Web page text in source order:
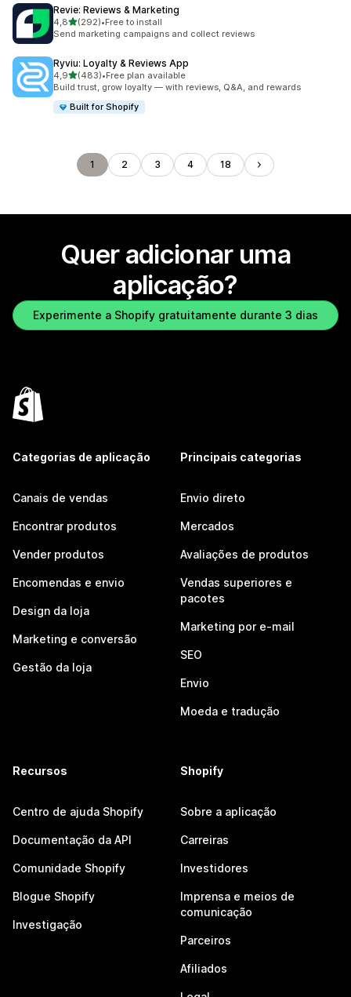
Revie: Reviews & Marketing
4,8de 5 estrelas
(292)
292 total de avaliações
•Free to install
Send marketing campaigns and collect reviews
Ryviu: Loyalty & Reviews App
4,9de 5 estrelas
(483)
483 total de avaliações
•Free plan available
Build trust, grow loyalty — with reviews, Q&A, and rewards
Built for Shopify
1 2 3 4 18
Quer adicionar uma
aplicação?
Experimente a Shopify gratuitamente durante 3 dias
Categorias de aplicação
Canais de vendas
Encontrar produtos
Vender produtos
Encomendas e envio
Design da loja
Marketing e conversão
Gestão da loja
Principais categorias
Envio direto
Mercados
Avaliações de produtos
Vendas superiores e
pacotes
Marketing por e-mail
SEO
Envio
Moeda e tradução
Recursos
Centro de ajuda Shopify
Documentação da API
Comunidade Shopify
Blogue Shopify
Investigação
Shopify
Sobre a aplicação
Carreiras
Investidores
Imprensa e meios de
comunicação
Parceiros
Afiliados